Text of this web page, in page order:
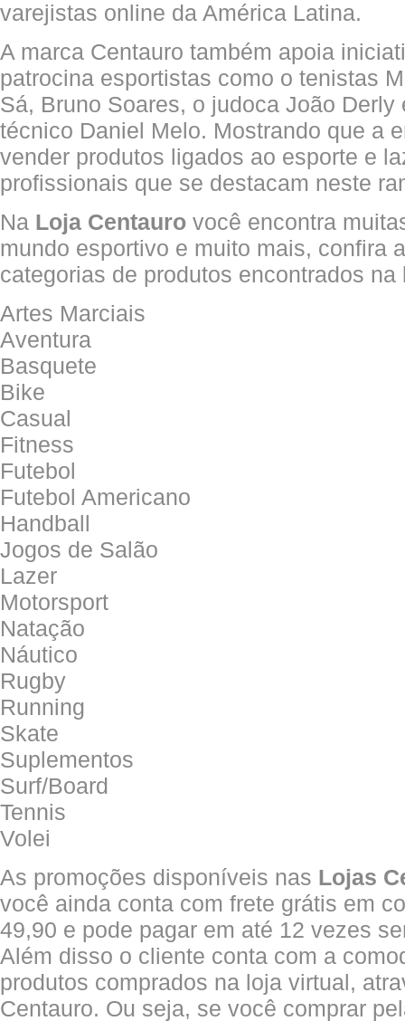
varejistas online da América Latina.
A marca Centauro também apoia
patrocina esportistas como o tenistas
Sá, Bruno Soares, o judoca João Derly
técnico Daniel Melo. Mostrando que a
vender produtos ligados ao esporte e
profissionais que se destacam neste
Na Loja Centauro você encontra
mundo esportivo e muito mais, confira
categorias de produtos encontrados na
Artes Marciais
Aventura
Basquete
Bike
Casual
Fitness
Futebol
Futebol Americano
Handball
Jogos de Salão
Lazer
Motorsport
Natação
Náutico
Rugby
Running
Skate
Suplementos
Surf/Board
Tennis
Volei
As promoções disponíveis nas Lojas
você ainda conta com frete grátis em
49,90 e pode pagar em até 12 vezes
Além disso o cliente conta com a
produtos comprados na loja virtual,
Centauro. Ou seja, se você comprar